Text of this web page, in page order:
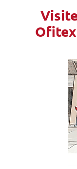
Visite